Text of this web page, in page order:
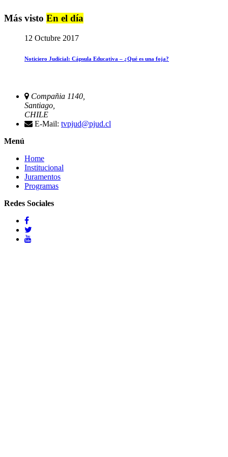
Más visto En el día
12 Octubre 2017
Noticiero Judicial: Cápsula Educativa – ¿Qué es una foja?
Compañia 1140,
Santiago,
CHILE
E-Mail: tvpjud@pjud.cl
Menú
Home
Institucional
Juramentos
Programas
Redes Sociales